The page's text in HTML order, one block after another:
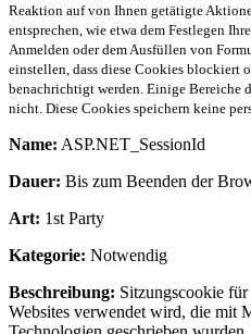
Reaktion auf von Ihnen getätigte
entsprechen, wie etwa dem Festlegen
Anmelden oder dem Ausfüllen von
einstellen, dass diese Cookies blockiert
benachrichtigt werden. Einige Bereiche
nicht. Diese Cookies speichern keine
Name: ASP.NET_SessionId
Dauer: Bis zum Beenden der
Art: 1st Party
Kategorie: Notwendig
Beschreibung: Sitzungscookie
Websites verwendet wird, die mit